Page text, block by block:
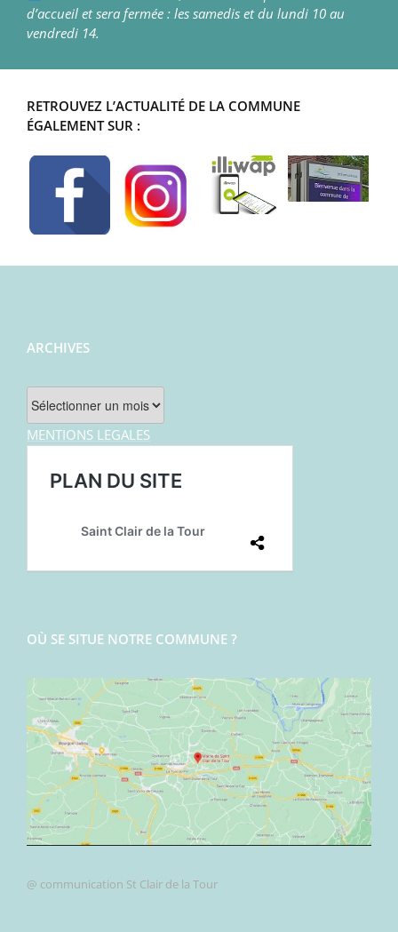
d’accueil et sera fermée : les samedis et du lundi 10 au
vendredi 14.
RETROUVEZ L’ACTUALITÉ DE LA COMMUNE
ÉGALEMENT SUR :
ARCHIVES
Archives
MENTIONS LEGALES
OÙ SE SITUE NOTRE COMMUNE ?
@ communication St Clair de la Tour